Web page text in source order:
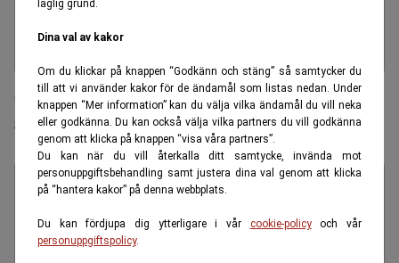
laglig grund.
Dina val av kakor
Om du klickar på knappen “Godkänn och stäng” så samtycker du
till att vi använder kakor för de ändamål som listas nedan. Under
knappen “Mer information” kan du välja vilka ändamål du vill neka
eller godkänna. Du kan också välja vilka partners du vill godkänna
genom att klicka på knappen “visa våra partners”.
Du kan när du vill återkalla ditt samtycke, invända mot
personuppgiftsbehandling samt justera dina val genom att klicka
på “hantera kakor” på denna webbplats.
Du kan fördjupa dig ytterligare i vår cookie-policyoch vår
personuppgiftspolicy.
Så kammade Barbro, 77, hem
storvinsten - två gånger på ett år